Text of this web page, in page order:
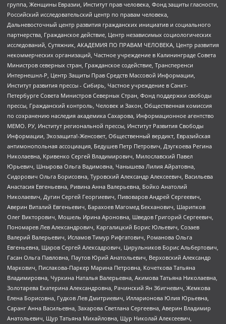
группа, Женщины Евразии, Институт прав человека, Фонд защиты гласности,
Российский исследовательский центр по правам человека,
Дальневосточный центр развития гражданских инициатив и социального
партнерства, Гражданское действие, Центр независимых социологических
исследований, Сутяжник, АКАДЕМИЯ ПО ПРАВАМ ЧЕЛОВЕКА, Центр развития
некоммерческих организаций, Частное учреждение в Калининграде Совета
Министров северных стран, Гражданское содействие, Трансперенси
Интернешнл-Р, Центр Защиты Прав Средств Массовой Информации,
Институт развития прессы - Сибирь, Частное учреждение в Санкт-
Петербурге Совета Министров Северных Стран, Фонд поддержки свободы
прессы, Гражданский контроль, Человек и Закон, Общественная комиссия
по сохранению наследия академика Сахарова, Информационное агентство
МЕМО. РУ, Институт региональной прессы, Институт Развития Свободы
Информации, Экозащита!-Женсовет, Общественный вердикт, Евразийская
антимонопольная ассоциация, Бедушев Петр Петрович, Дзугкоева Регина
Николаевна, Кривенко Сергей Владимирович, Милославский Павел
Юрьевич, Шнырова Ольга Вадимовна, Чанышева Лилия Айратовна,
Сидорович Ольга Борисовна, Туровский Александр Алексеевич, Васильева
Анастасия Евгеньевна, Ривина Анна Валерьевна, Бойко Анатолий
Николаевич, Дугин Сергей Георгиевич, Пивоваров Андрей Сергеевич,
Аверин Виталий Евгеньевич, Барахоев Магомед Бекханович, Шарипков
Олег Викторович, Мошель Ирина Ароновна, Шведов Григорий Сергеевич,
Пономарев Лев Александрович, Каргалицкий Борис Юльевич, Созаев
Валерий Валерьевич, Исламов Тимур Рифгатович, Романова Ольга
Евгеньевна, Щаров Сергей Алексадрович, Цирульников Борис Альбертович,
Гасан Ольга Павловна, Паутов Юрий Анатольевич, Верховский Александр
Маркович, Пислакова-Паркер Марина Петровна, Кочеткова Татьяна
Владимировна, Чуркина Наталья Валерьевна, Акимова Татьяна Николаевна,
Золотарева Екатерина Александровна, Рачинский Ян Збигневич, Жемкова
Елена Борисовна, Гудков Лев Дмитриевич, Илларионова Юлия Юрьевна,
Саранг Анна Васильевна, Захарова Светлана Сергеевна, Аверин Владимир
Анатольевич, Щур Татьяна Михайловна, Щур Николай Алексеевич,